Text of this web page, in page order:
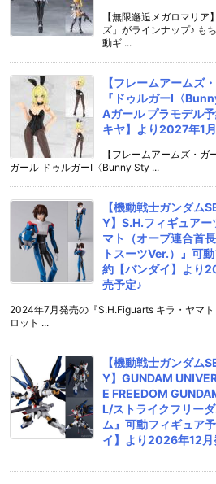
【無限邂逅メガロマリア
ズ」がラインナップ♪ も
動ギ ...
【フレームアームズ
『ドゥルガーI〈
Aガール プラモデル
キヤ】より2027年1
【フレームアームズ・ガ
ガール ドゥルガーI〈Bunny Sty ...
【機動戦士ガンダム
Y】S.H.フィギュアー
マト（オーブ連合首
トスーツVer.）』可
約【バンダイ】より
売予定♪
2024年7月発売の『S.H.Figuarts キラ・ヤマト
ロット ...
【機動戦士ガンダム
Y】GUNDAM
E FREEDOM
L/ストライクフリー
ム』可動フィギュア
イ】より2026年12月